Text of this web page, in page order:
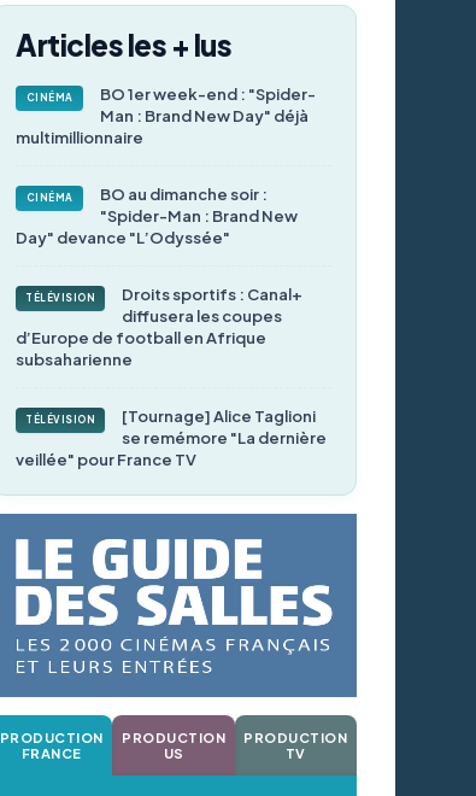
Articles les + lus
CINÉMA
BO 1er week-end : "Spider-
Man : Brand New Day" déjà
multimillionnaire
CINÉMA
BO au dimanche soir :
"Spider-Man : Brand New
Day" devance "L’Odyssée"
TÉLÉVISION
Droits sportifs : Canal+
diffusera les coupes
d’Europe de football en Afrique
subsaharienne
TÉLÉVISION
[Tournage] Alice Taglioni
se remémore "La dernière
veillée" pour France TV
PRODUCTION
FRANCE
PRODUCTION
US
PRODUCTION
TV